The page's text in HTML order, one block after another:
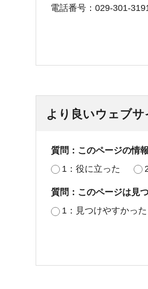
電話番号：029-301-
より良いウェブ
質問：このページの情
1：役に立った
質問：このページは見
1：見つけやすかった